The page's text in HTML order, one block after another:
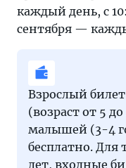
каждый день, с
сентября —
Взрослый
(возраст от 5
малышей (3-4
бесплатно. Для
лет, входные